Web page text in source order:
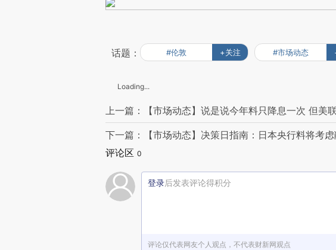
话题： #伦敦 +关注 #市场动态
Loading...
上一篇：【市场动态】说是说今年料只降息一次 但美
下一篇：【市场动态】决策日指南：日本央行料将考
评论区 0
登录后发表评论得积分
评论仅代表网友个人观点，不代表财新网观点